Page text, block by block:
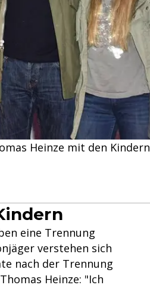
Heinze mit den Kindern
eine Trennung
verstehen sich
nach der Trennung
Heinze: "Ich